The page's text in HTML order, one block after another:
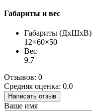
Габариты и вес
Габариты (ДхШхВ)
12×60×50
Вес
9.7
Отзывов: 0
Средняя оценка: 0.0
Написать отзыв
Ваше имя